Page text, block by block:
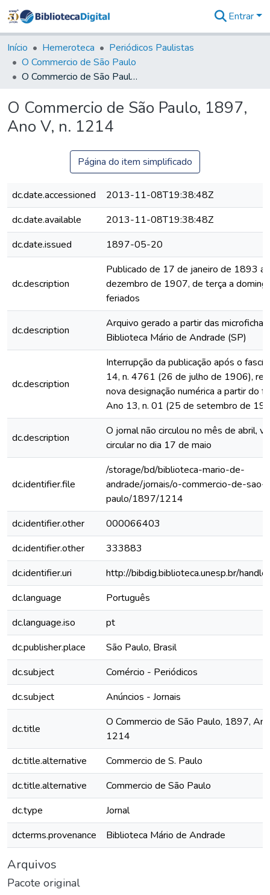
&
Coleções
Tudo na
Biblioteca
Estatísticas
Entrar
Início Hemeroteca
Periódicos Paulistas
O Commercio de São Paulo
O Commercio de São Paulo, 1897, Ano V, n. 1214
O Commercio de São Paulo, 1897,
Ano V, n. 1214
Página do item simplificado
dc.date.accessioned
2013-11-08T19:38:48Z
dc.date.available
2013-11-08T19:38:48Z
dc.date.issued
1897-05-20
dc.description
Publicado de 17 de janeiro de 1893 a
dezembro de 1907, de terça a
feriados
dc.description
Arquivo gerado a partir das
Biblioteca Mário de Andrade (SP)
dc.description
Interrupção da publicação após o
14, n. 4761 (26 de julho de 1906),
nova designação numérica a partir do
Ano 13, n. 01 (25 de setembro de
dc.description
O jornal não circulou no mês de abril,
circular no dia 17 de maio
dc.identifier.file
/storage/bd/biblioteca-mario-de-
andrade/jornais/o-commercio-de-sao-
paulo/1897/1214
dc.identifier.other
000066403
dc.identifier.other
333883
dc.identifier.uri
http://bibdig.biblioteca.unesp.br/
dc.language
Português
dc.language.iso
pt
dc.publisher.place
São Paulo, Brasil
dc.subject
Comércio - Periódicos
dc.subject
Anúncios - Jornais
dc.title
O Commercio de São Paulo, 1897,
1214
dc.title.alternative
Commercio de S. Paulo
dc.title.alternative
Commercio de São Paulo
dc.type
Jornal
dcterms.provenance
Biblioteca Mário de Andrade
Arquivos
Pacote original